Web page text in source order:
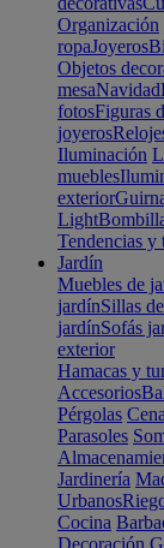
Organización
ropaJoyeros
Objetos
mesaNavidad
fotosFiguras
joyeros
Iluminación
muebles
exterior
Light
Tendencias y
Jardín
Muebles de
jardínSillas
jardínSofás
exterior
Hamacas y
Accesorios
Pérgolas
Parasoles
Jardinería
Urbanos
Cocina
Decoración